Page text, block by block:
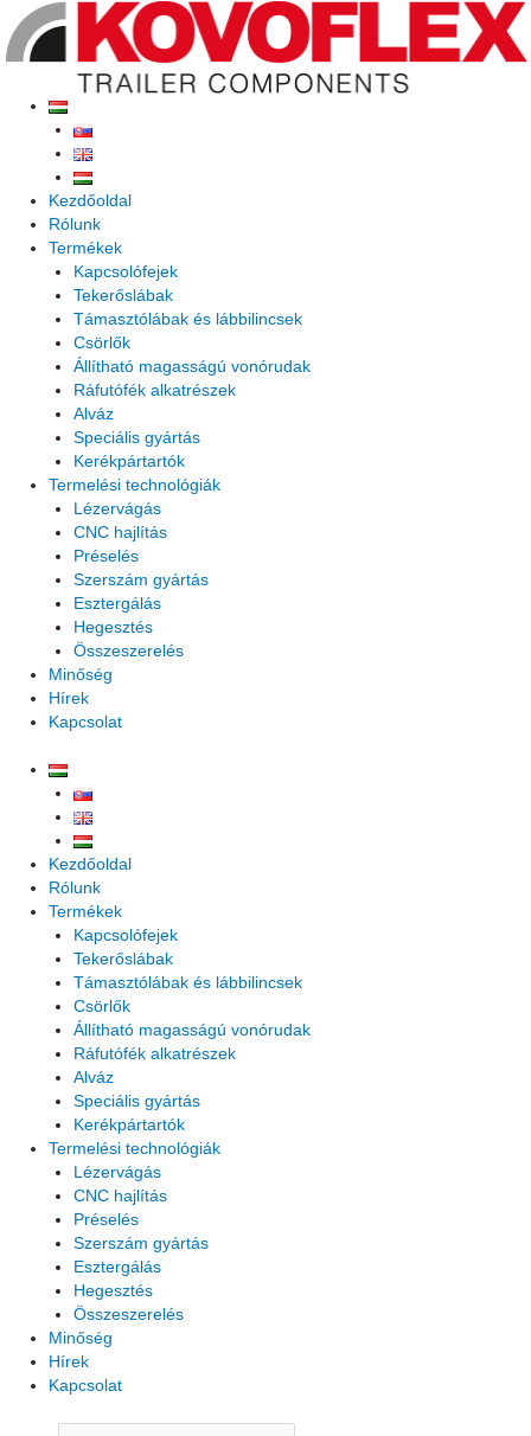
Skip
to
content
Kezdőoldal
Rólunk
Termékek
Kapcsolófejek
Tekerőslábak
Támasztólábak és lábbilincsek
Csörlők
Állítható magasságú vonórudak
Ráfutófék alkatrészek
Alváz
Speciális gyártás
Kerékpártartók
Termelési technológiák
Lézervágás
CNC hajlítás
Préselés
Szerszám gyártás
Esztergálás
Hegesztés
Összeszerelés
Minőség
Hírek
Kapcsolat
Kezdőoldal
Rólunk
Termékek
Kapcsolófejek
Tekerőslábak
Támasztólábak és lábbilincsek
Csörlők
Állítható magasságú vonórudak
Ráfutófék alkatrészek
Alváz
Speciális gyártás
Kerékpártartók
Termelési technológiák
Lézervágás
CNC hajlítás
Préselés
Szerszám gyártás
Esztergálás
Hegesztés
Összeszerelés
Minőség
Hírek
Kapcsolat